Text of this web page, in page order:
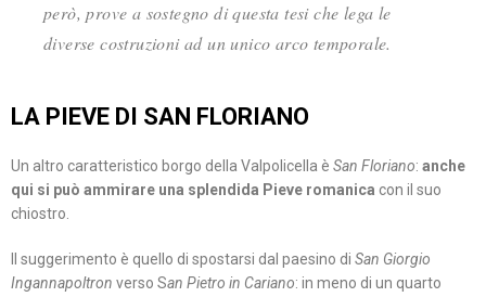
però, prove a sostegno di questa tesi che lega le
diverse costruzioni ad un unico arco temporale.
LA PIEVE DI SAN FLORIANO
Un altro caratteristico borgo della Valpolicella è San Floriano: anche
qui si può ammirare una splendida Pieve romanica con il suo
chiostro.
Il suggerimento è quello di spostarsi dal paesino di San Giorgio
Ingannapoltron verso San Pietro in Cariano: in meno di un quarto